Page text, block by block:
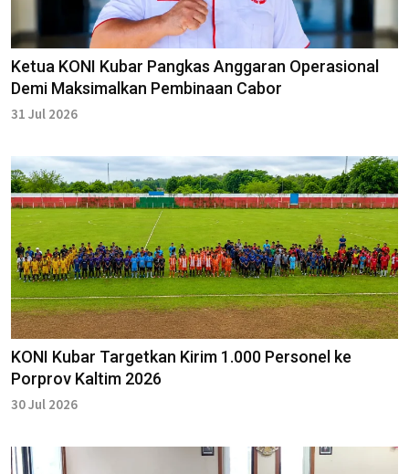
Ketua KONI Kubar Pangkas Anggaran Operasional
Demi Maksimalkan Pembinaan Cabor
31 Jul 2026
KONI Kubar Targetkan Kirim 1.000 Personel ke
Porprov Kaltim 2026
30 Jul 2026